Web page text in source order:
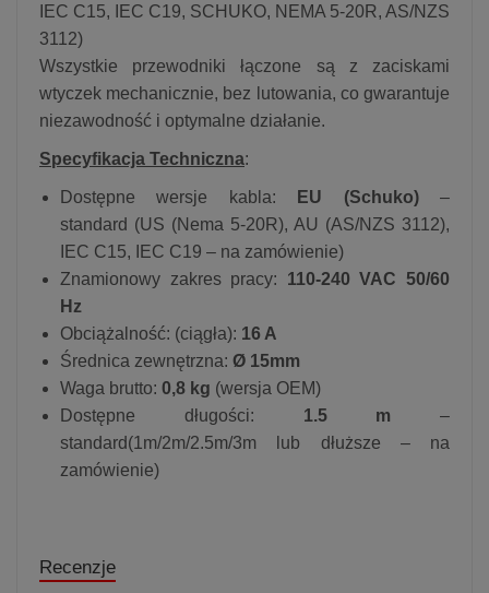
IEC C15, IEC C19, SCHUKO, NEMA 5-20R, AS/NZS
3112)
Wszystkie przewodniki łączone są z zaciskami
wtyczek mechanicznie, bez lutowania, co gwarantuje
niezawodność i optymalne działanie.
Specyfikacja Techniczna:
Dostępne wersje kabla: EU (Schuko)–
standard (US (Nema 5-20R), AU (AS/NZS 3112),
IEC C15, IEC C19 – na zamówienie)
Znamionowy zakres pracy: 110-240 VAC 50/60
Hz
Obciążalność: (ciągła): 16 A
Średnica zewnętrzna: Ø 15mm
Waga brutto: 0,8 kg (wersja OEM)
Dostępne długości: 1.5 m –
standard(1m/2m/2.5m/3m lub dłuższe – na
zamówienie)
Recenzje